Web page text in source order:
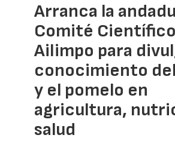
Arranca la
Comité
Ailimpo para
conocimiento
y el pomelo en
agricultura,
salud